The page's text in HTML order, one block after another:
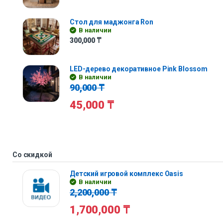
Стол для маджонга Ron
В наличии
300,000 ₸
LED-дерево декоративное Pink Blossom
В наличии
90,000₸
45,000 ₸
Со скидкой
Детский игровой комплекс Oasis
В наличии
2,200,000₸
1,700,000 ₸